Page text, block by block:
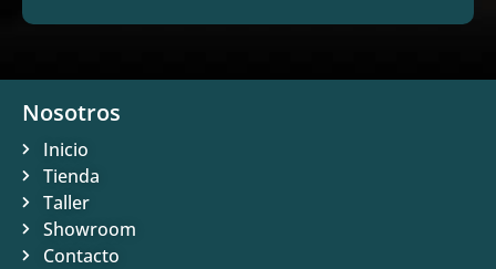
Nosotros
Inicio
Tienda
Taller
Showroom
Contacto